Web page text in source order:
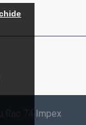
Rac 74 Impex